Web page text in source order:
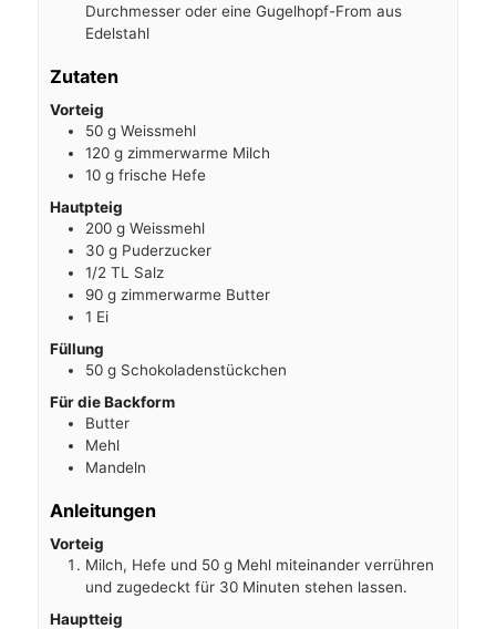
Durchmesser oder eine Gugelhopf-From aus
Edelstahl
Zutaten
Vorteig
50 g Weissmehl
120 g zimmerwarme Milch
10 g frische Hefe
Hautpteig
200 g Weissmehl
30 g Puderzucker
1/2 TL
Salz
90 g zimmerwarme Butter
1 Ei
Füllung
50 g Schokoladenstückchen
Für die Backform
Butter
Mehl
Mandeln
Anleitungen
Vorteig
Milch, Hefe und 50 g Mehl miteinander verrühren
und zugedeckt für 30 Minuten stehen lassen.
Hauptteig